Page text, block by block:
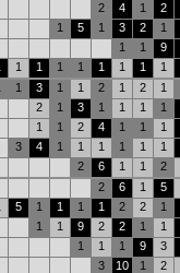
2
4 1 2
1
5 1 3 2 1
1
1 9
1 1 1 1 1 1 1 1
1 3 1 1 2 1 2 1
2
1 3 1 1 1 1
1
1 2 4 1 1 1
3
4 1 1 1 1 1 1
2
6 1 1 2
2
6 1 5
5 1 1 1 1 2 2 1
1
1 9 2 2 1 1
1
1 1 9 3
3
10 1 2